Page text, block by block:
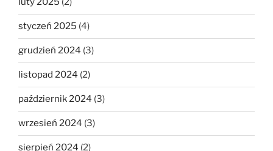
styczeń 2025 (4)
grudzień 2024 (3)
listopad 2024 (2)
październik 2024 (3)
wrzesień 2024 (3)
sierpień 2024 (2)